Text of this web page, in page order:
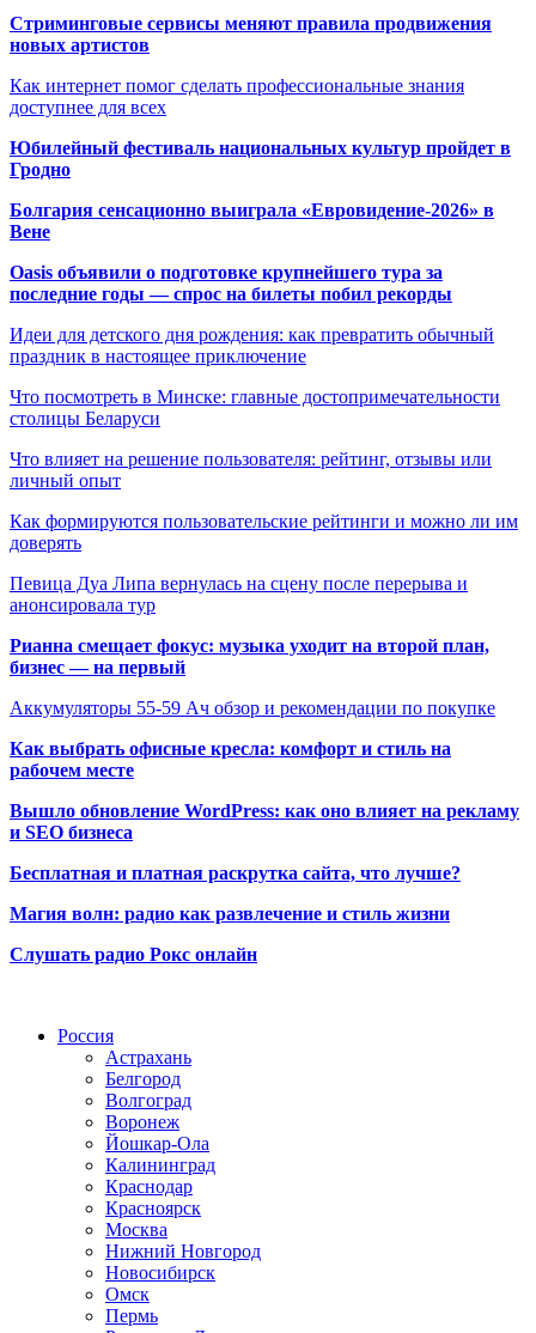
Стриминговые сервисы меняют правила продвижения
новых артистов
Как интернет помог сделать профессиональные знания
доступнее для всех
Юбилейный фестиваль национальных культур пройдет в
Гродно
Болгария сенсационно выиграла «Евровидение-2026» в
Вене
Oasis объявили о подготовке крупнейшего тура за
последние годы — спрос на билеты побил рекорды
Идеи для детского дня рождения: как превратить обычный
праздник в настоящее приключение
Что посмотреть в Минске: главные достопримечательности
столицы Беларуси
Что влияет на решение пользователя: рейтинг, отзывы или
личный опыт
Как формируются пользовательские рейтинги и можно ли им
доверять
Певица Дуа Липа вернулась на сцену после перерыва и
анонсировала тур
Рианна смещает фокус: музыка уходит на второй план,
бизнес — на первый
Аккумуляторы 55-59 Ач обзор и рекомендации по покупке
Как выбрать офисные кресла: комфорт и стиль на
рабочем месте
Вышло обновление WordPress: как оно влияет на рекламу
и SEO бизнеса
Бесплатная и платная раскрутка сайта, что лучше?
Магия волн: радио как развлечение и стиль жизни
Слушать радио Рокс онлайн
Россия
Астрахань
Белгород
Волгоград
Воронеж
Йошкар-Ола
Калининград
Краснодар
Красноярск
Москва
Нижний Новгород
Новосибирск
Омск
Пермь